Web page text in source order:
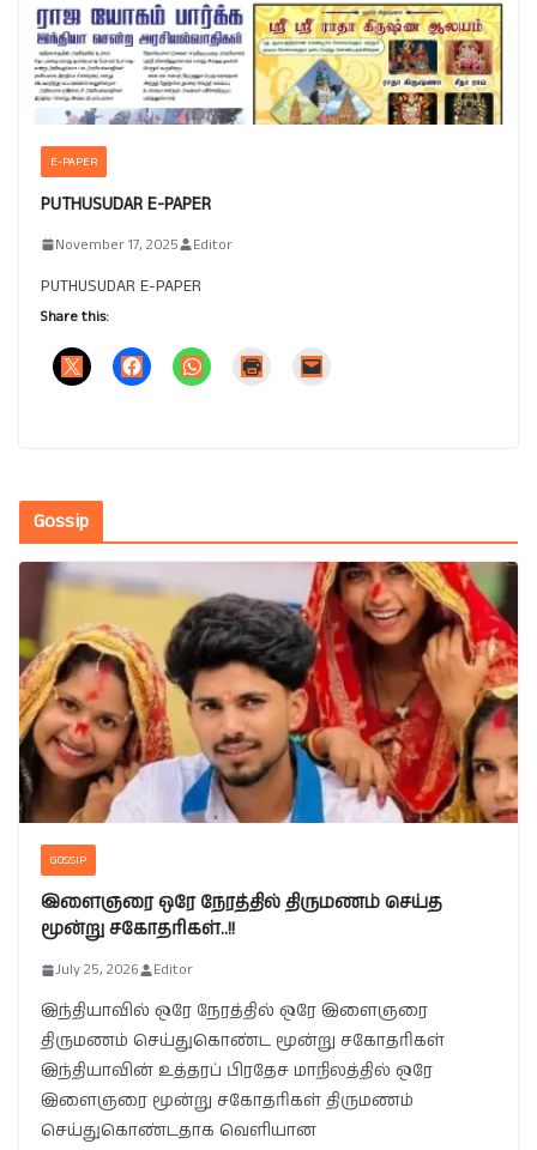
E-PAPER
PUTHUSUDAR E-PAPER
November 17, 2025 Editor
PUTHUSUDAR E-PAPER
Share this:
Gossip
GOSSIP
இளைஞரை ஒரே நேரத்தில் திருமணம் செய்த
மூன்று சகோதரிகள்..!!
July 25, 2026 Editor
இந்தியாவில் ஒரே நேரத்தில் ஒரே இளைஞரை
திருமணம் செய்துகொண்ட மூன்று சகோதரிகள்
இந்தியாவின் உத்தரப் பிரதேச மாநிலத்தில் ஒரே
இளைஞரை மூன்று சகோதரிகள் திருமணம்
செய்துகொண்டதாக வெளியான